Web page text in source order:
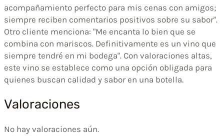
acompañamiento perfecto para mis cenas con amigos;
siempre reciben comentarios positivos sobre su sabor".
Otro cliente menciona: "Me encanta lo bien que se
combina con mariscos. Definitivamente es un vino que
siempre tendré en mi bodega". Con valoraciones altas,
este vino se establece como una opción obligada para
quienes buscan calidad y sabor en una botella.
Valoraciones
No hay valoraciones aún.